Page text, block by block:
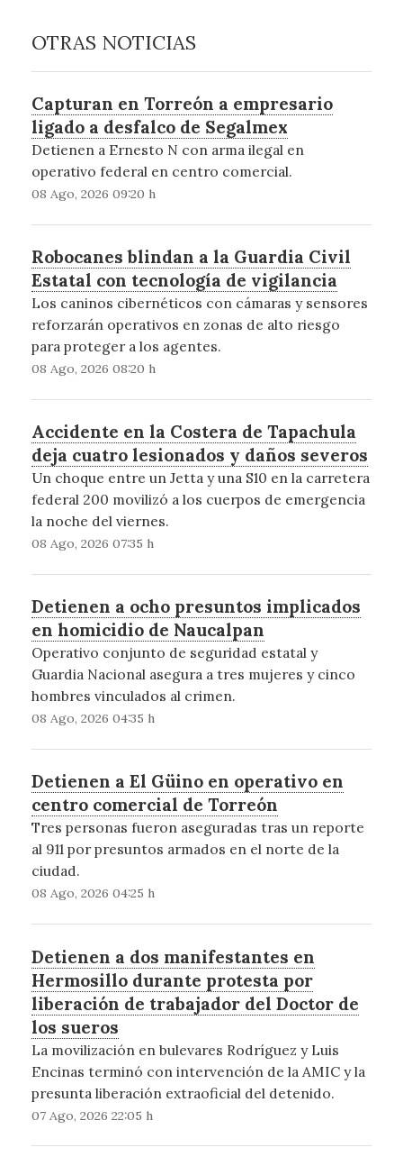
OTRAS NOTICIAS
Capturan en Torreón a empresario
ligado a desfalco de Segalmex
Detienen a Ernesto N con arma ilegal en
operativo federal en centro comercial.
08 Ago, 2026 09:20 h
Robocanes blindan a la Guardia Civil
Estatal con tecnología de vigilancia
Los caninos cibernéticos con cámaras y sensores
reforzarán operativos en zonas de alto riesgo
para proteger a los agentes.
08 Ago, 2026 08:20 h
Accidente en la Costera de Tapachula
deja cuatro lesionados y daños severos
Un choque entre un Jetta y una S10 en la carretera
federal 200 movilizó a los cuerpos de emergencia
la noche del viernes.
08 Ago, 2026 07:35 h
Detienen a ocho presuntos implicados
en homicidio de Naucalpan
Operativo conjunto de seguridad estatal y
Guardia Nacional asegura a tres mujeres y cinco
hombres vinculados al crimen.
08 Ago, 2026 04:35 h
Detienen a El Güino en operativo en
centro comercial de Torreón
Tres personas fueron aseguradas tras un reporte
al 911 por presuntos armados en el norte de la
ciudad.
08 Ago, 2026 04:25 h
Detienen a dos manifestantes en
Hermosillo durante protesta por
liberación de trabajador del Doctor de
los sueros
La movilización en bulevares Rodríguez y Luis
Encinas terminó con intervención de la AMIC y la
presunta liberación extraoficial del detenido.
07 Ago, 2026 22:05 h